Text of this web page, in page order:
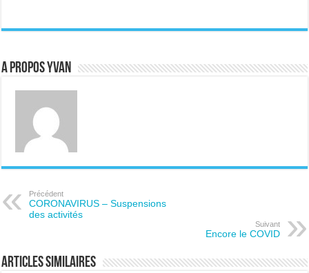
A propos Yvan
Précédent
CORONAVIRUS – Suspensions
des activités
Suivant
Encore le COVID
Articles similaires